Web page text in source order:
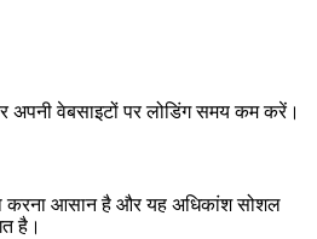
अपनी वेबसाइटों पर लोडिंग समय कम करें।
करना आसान है और यह अधिकांश सोशल
है।